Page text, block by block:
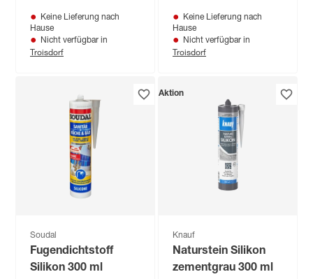
Keine Lieferung nach
Hause
Nicht verfügbar in
Troisdorf
Keine Lieferung nach
Hause
Nicht verfügbar in
Troisdorf
Soudal
Fugendichtstoff
Silikon 300 ml
Aktion
Knauf
Naturstein Silikon
zementgrau 300 ml